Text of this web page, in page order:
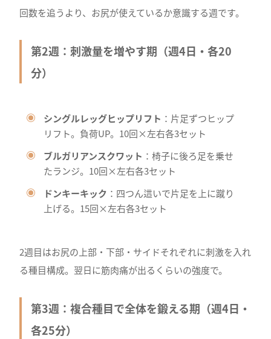
回数を追うより、お尻が使えているか意識する週です。
第2週：刺激量を増やす期（週4日・各20
分）
シングルレッグヒップリフト ：片足ずつヒップ
リフト。負荷UP。10回×左右各3セット
ブルガリアンスクワット ：椅子に後ろ足を乗せ
たランジ。10回×左右各3セット
ドンキーキック ：四つん這いで片足を上に蹴り
上げる。15回×左右各3セット
2週目はお尻の上部・下部・サイドそれぞれに刺激を入れ
る種目構成。翌日に筋肉痛が出るくらいの強度で。
第3週：複合種目で全体を鍛える期（週4日・
各25分）